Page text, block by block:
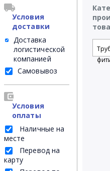
Условия
доставки
Доставка
логистической
компанией
Самовывоз
Условия
оплаты
Наличные на
месте
Перевод на
карту